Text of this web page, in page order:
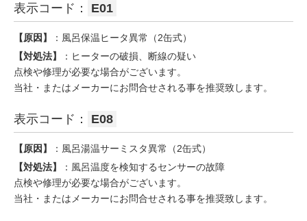
表示コード： E01
【原因】
：風呂保温ヒータ異常（2缶式）
【対処法】
：ヒーターの破損、断線の疑い
点検や修理が必要な場合がございます。
当社・またはメーカーにお問合せされる事を推奨致します。
表示コード： E08
【原因】
：風呂湯温サーミスタ異常（2缶式）
【対処法】
：風呂温度を検知するセンサーの故障
点検や修理が必要な場合がございます。
当社・またはメーカーにお問合せされる事を推奨致します。